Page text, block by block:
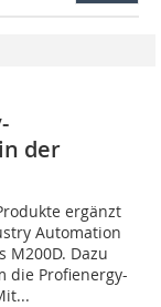
der
ergänzt
Automation
M200D. Dazu
die Profienergy-